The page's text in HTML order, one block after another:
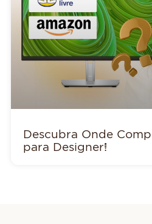
Descubra Onde
para Designer!